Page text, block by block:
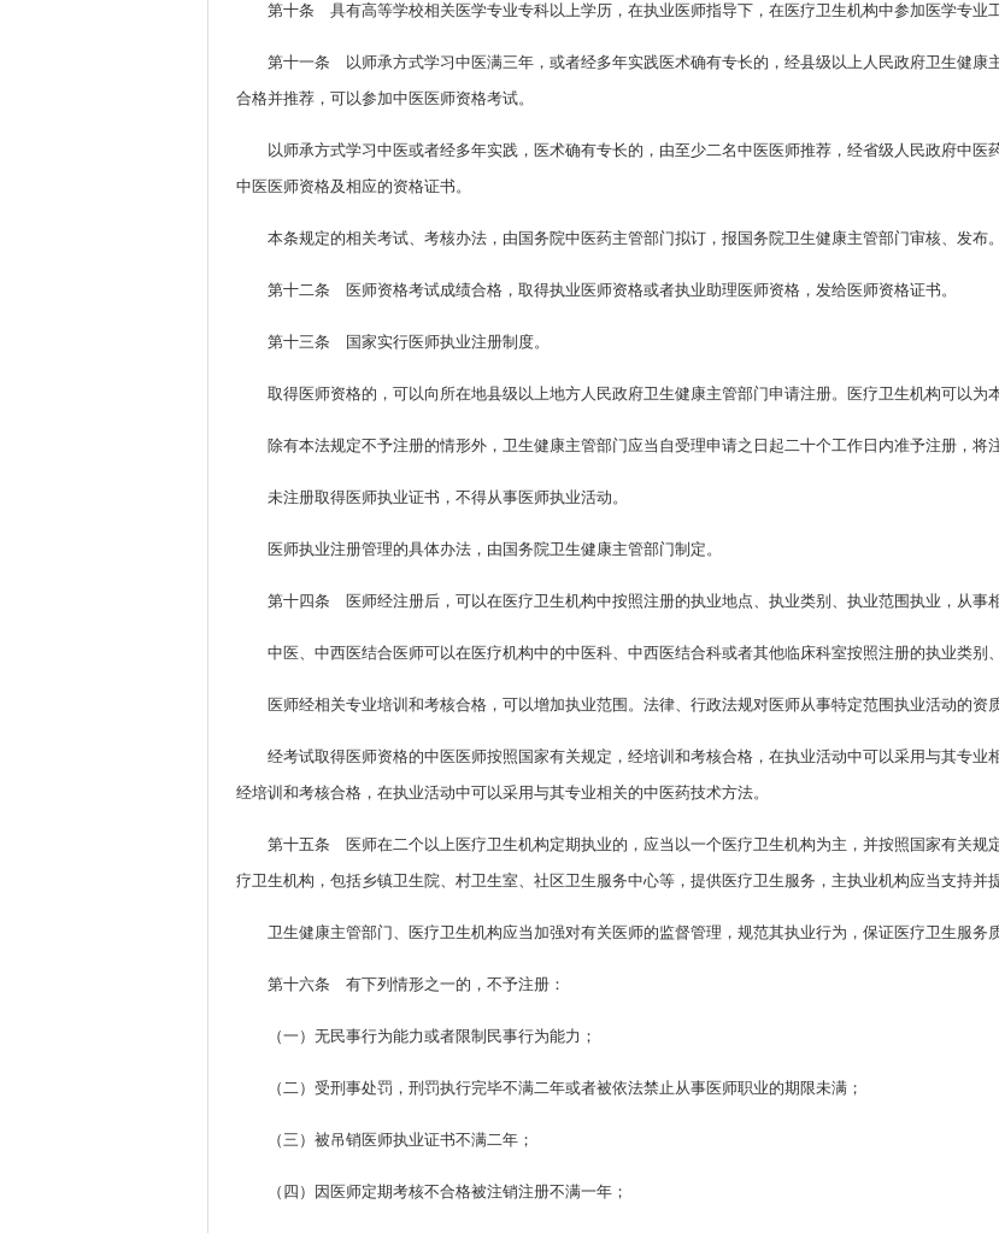
第十条 具有高等学校相关医学专业专科以上学历，在执业医师指导下，在医疗卫生机构中参加医学专业
第十一条 以师承方式学习中医满三年，或者经多年实践医术确有专长的，经县级以上人民政府卫生健康
合格并推荐，可以参加中医医师资格考试。
以师承方式学习中医或者经多年实践，医术确有专长的，由至少二名中医医师推荐，经省级人民政府中
中医医师资格及相应的资格证书。
本条规定的相关考试、考核办法，由国务院中医药主管部门拟订，报国务院卫生健康主管部门审核、发布。
第十二条 医师资格考试成绩合格，取得执业医师资格或者执业助理医师资格，发给医师资格证书。
第十三条 国家实行医师执业注册制度。
取得医师资格的，可以向所在地县级以上地方人民政府卫生健康主管部门申请注册。医疗卫生机构可以为
除有本法规定不予注册的情形外，卫生健康主管部门应当自受理申请之日起二十个工作日内准予注册，将
未注册取得医师执业证书，不得从事医师执业活动。
医师执业注册管理的具体办法，由国务院卫生健康主管部门制定。
第十四条 医师经注册后，可以在医疗卫生机构中按照注册的执业地点、执业类别、执业范围执业，从事
中医、中西医结合医师可以在医疗机构中的中医科、中西医结合科或者其他临床科室按照注册的执业类别
医师经相关专业培训和考核合格，可以增加执业范围。法律、行政法规对医师从事特定范围执业活动的资
经考试取得医师资格的中医医师按照国家有关规定，经培训和考核合格，在执业活动中可以采用与其专业
经培训和考核合格，在执业活动中可以采用与其专业相关的中医药技术方法。
第十五条 医师在二个以上医疗卫生机构定期执业的，应当以一个医疗卫生机构为主，并按照国家有关规
疗卫生机构，包括乡镇卫生院、村卫生室、社区卫生服务中心等，提供医疗卫生服务，主执业机构应当支持并
卫生健康主管部门、医疗卫生机构应当加强对有关医师的监督管理，规范其执业行为，保证医疗卫生服务质
第十六条 有下列情形之一的，不予注册：
（一）无民事行为能力或者限制民事行为能力；
（二）受刑事处罚，刑罚执行完毕不满二年或者被依法禁止从事医师职业的期限未满；
（三）被吊销医师执业证书不满二年；
（四）因医师定期考核不合格被注销注册不满一年；